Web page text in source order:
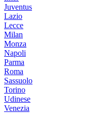
Juventus
Lazio
Lecce
Milan
Monza
Napoli
Parma
Roma
Sassuolo
Torino
Udinese
Venezia